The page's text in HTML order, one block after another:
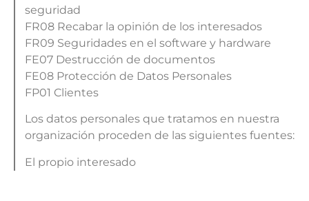
seguridad
FR08 Recabar la opinión de los interesados
FR09 Seguridades en el software y hardware
FE07 Destrucción de documentos
FE08 Protección de Datos Personales
FP01 Clientes
Los datos personales que tratamos en nuestra
organización proceden de las siguientes fuentes:
El propio interesado